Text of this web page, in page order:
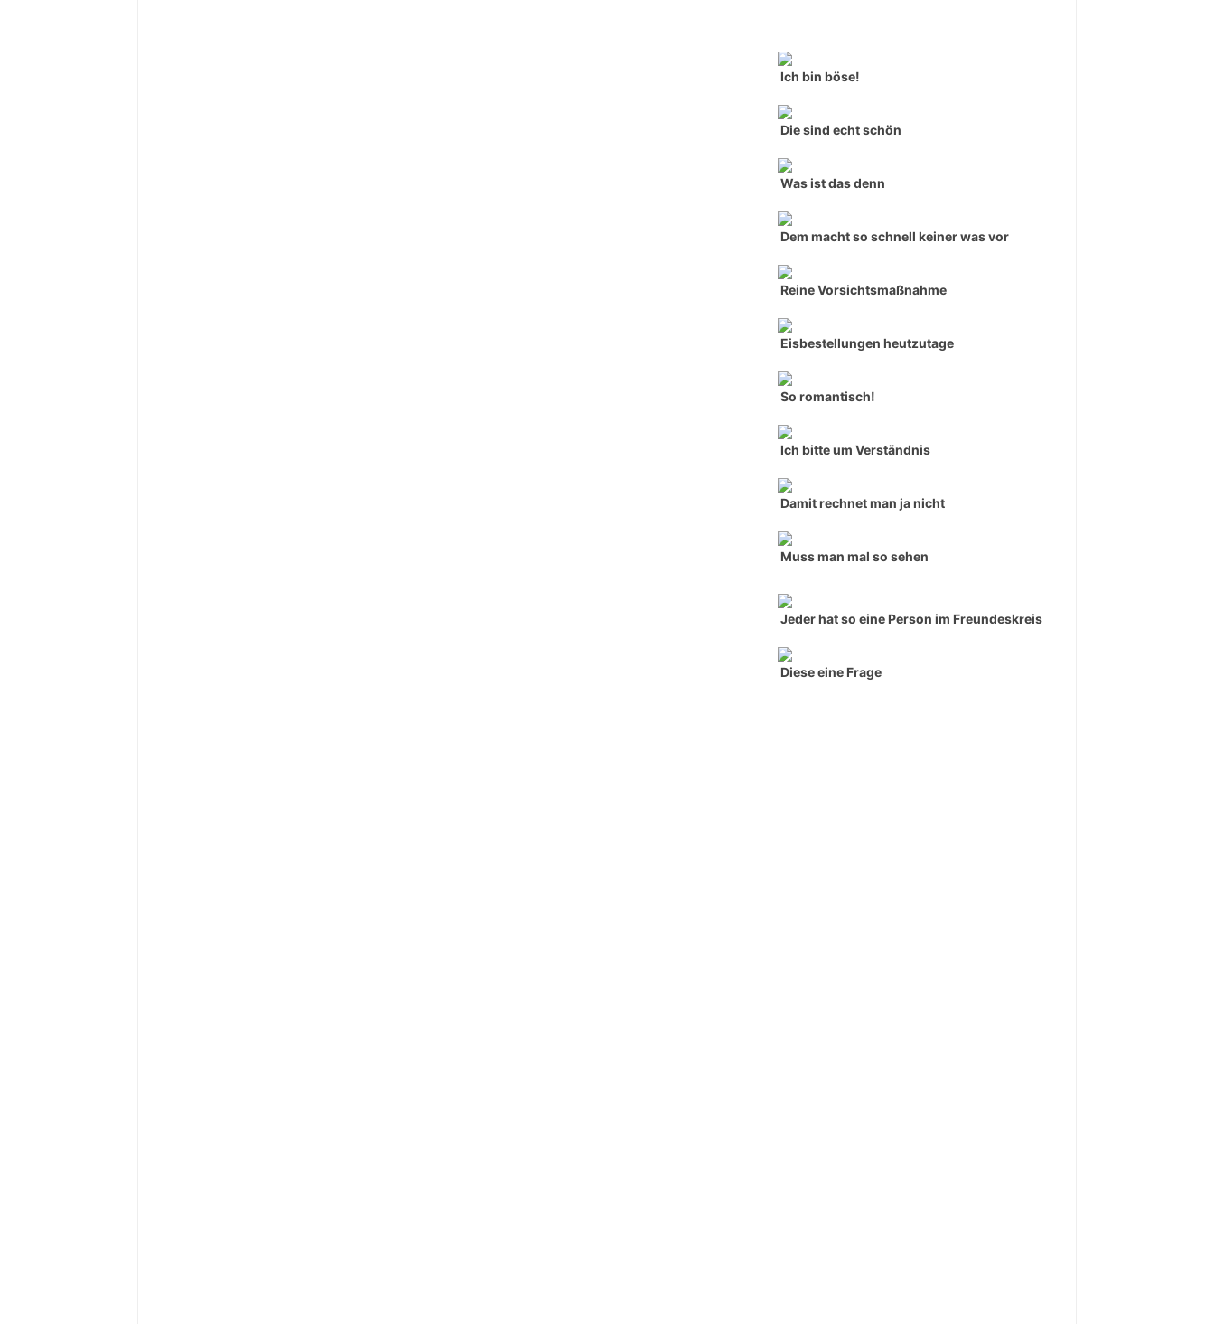
Ich bin böse!
Die sind echt schön
Was ist das denn
Dem macht so schnell keiner was vor
Reine Vorsichtsmaßnahme
Eisbestellungen heutzutage
So romantisch!
Ich bitte um Verständnis
Damit rechnet man ja nicht
Muss man mal so sehen
Jeder hat so eine Person im Freundeskreis
Diese eine Frage